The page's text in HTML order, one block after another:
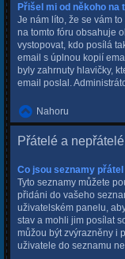
Přišel mi od někoho na
Je nám líto, že se vám
na tomto fóru obsahuje
vystopovat, kdo posílá
email s úplnou kopií
byly zahrnuty hlavičky,
email poslal.
Nahoru
Přátelé a nepřátelé
Co jsou seznamy
Tyto seznamy můžete
přidáni do vašeho
uživatelském panelu,
stav a mohli jim posílat
můžou být zvýrazněny i
uživatele do seznamu